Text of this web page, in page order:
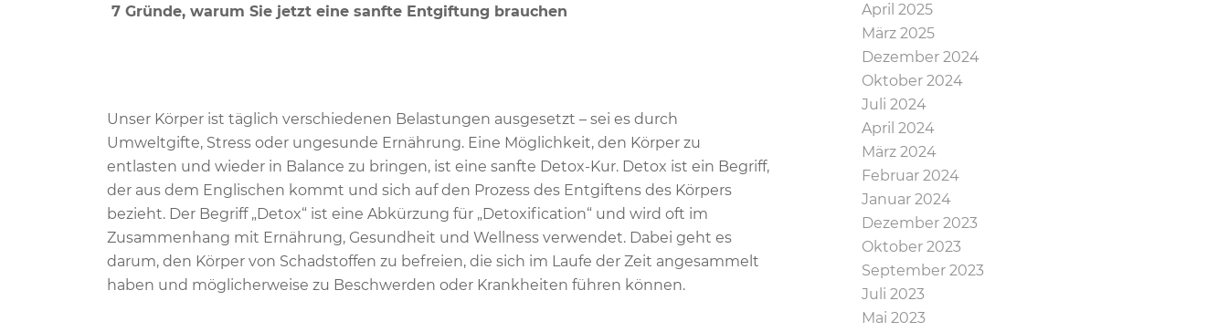
7 Gründe, warum Sie jetzt eine sanfte Entgiftung brauchen
Unser Körper ist täglich verschiedenen Belastungen ausgesetzt – sei es durch
Umweltgifte, Stress oder ungesunde Ernährung. Eine Möglichkeit, den Körper zu
entlasten und wieder in Balance zu bringen, ist eine sanfte Detox-Kur. Detox ist ein Begriff,
der aus dem Englischen kommt und sich auf den Prozess des Entgiftens des Körpers
bezieht. Der Begriff „Detox“ ist eine Abkürzung für „Detoxification“ und wird oft im
Zusammenhang mit Ernährung, Gesundheit und Wellness verwendet. Dabei geht es
darum, den Körper von Schadstoffen zu befreien, die sich im Laufe der Zeit angesammelt
haben und möglicherweise zu Beschwerden oder Krankheiten führen können.
April 2025
März 2025
Dezember 2024
Oktober 2024
Juli 2024
April 2024
März 2024
Februar 2024
Januar 2024
Dezember 2023
Oktober 2023
September 2023
Juli 2023
Mai 2023